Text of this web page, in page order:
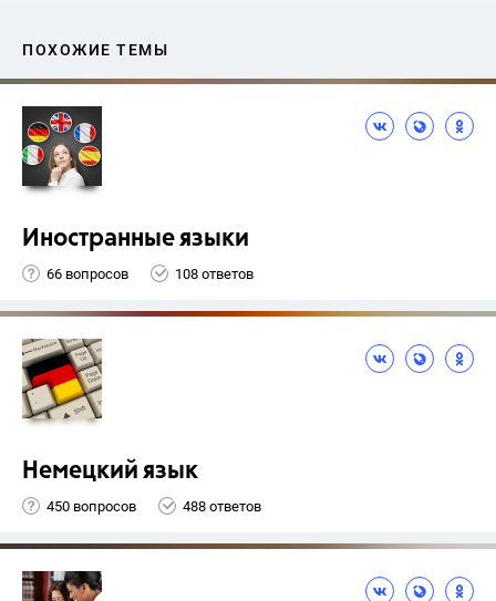
ПОХОЖИЕ ТЕМЫ
Иностранные языки
66 вопросов 108 ответов
Немецкий язык
450 вопросов 488 ответов